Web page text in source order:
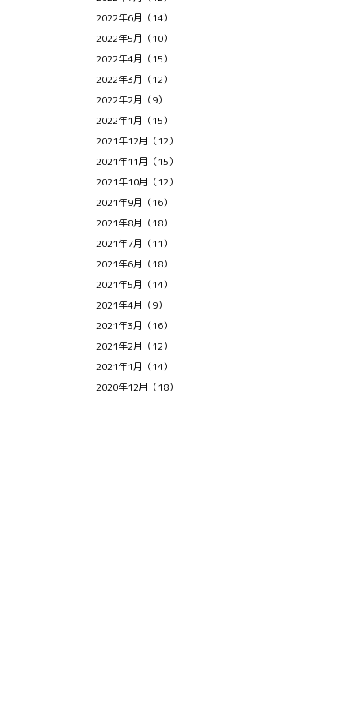
2022年6月（14）
2022年5月（10）
2022年4月（15）
2022年3月（12）
2022年2月（9）
2022年1月（15）
2021年12月（12）
2021年11月（15）
2021年10月（12）
2021年9月（16）
2021年8月（18）
2021年7月（11）
2021年6月（18）
2021年5月（14）
2021年4月（9）
2021年3月（16）
2021年2月（12）
2021年1月（14）
2020年12月（18）